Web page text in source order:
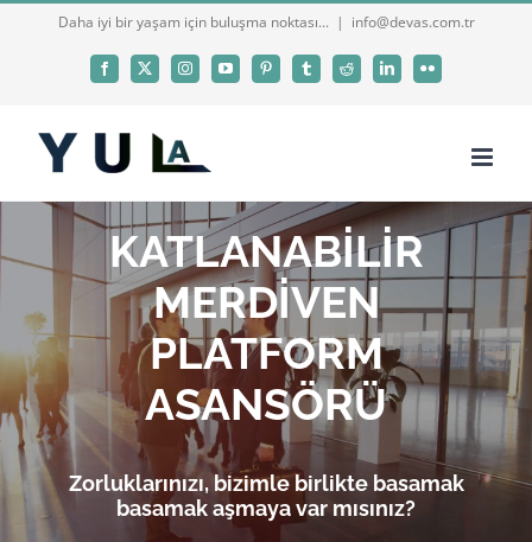
Daha iyi bir yaşam için buluşma noktası... | info@devas.com.tr
Facebook
X InstagramYouTubePinterestTumblrReddit LinkedInFlickr
KATLANABİLİR
MERDİVEN
PLATFORM
ASANSÖRÜ
Zorluklarınızı, bizimle birlikte basamak
basamak aşmaya var mısınız?